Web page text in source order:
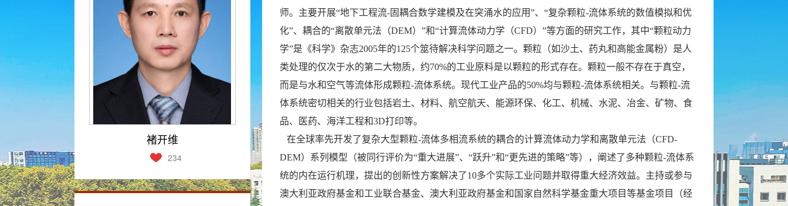
褚开维
234
师。主要开展“地下工程流-固耦合数学建模及在突涌水的应用”、“复杂颗粒-流体系统的数值模拟和优
化”、耦合的“离散单元法（DEM）”和“计算流体动力学（CFD）”等方面的研究工作，其中“颗粒动力
学”是《科学》杂志2005年的125个筮待解决科学问题之一。颗粒（如沙土、药丸和高能金属粉）是人
类处理的仅次于水的第二大物质，约70%的工业原料是以颗粒的形式存在。颗粒一般不存在于真空，
而是与水和空气等流体形成颗粒-流体系统。现代工业产品的50%均与颗粒-流体系统相关。与颗粒-流
体系统密切相关的行业包括岩土、材料、航空航天、能源环保、化工、机械、水泥、冶金、矿物、食
品、医药、海洋工程和3D打印等。
在全球率先开发了复杂大型颗粒-流体多相流系统的耦合的计算流体动力学和离散单元法（CFD-
DEM）系列模型（被同行评价为“重大进展”、“跃升”和“更先进的策略”等），阐述了多种颗粒-流体系
统的内在运行机理，提出的创新性方案解决了10多个实际工业问题并取得重大经济效益。主持或参与
澳大利亚政府基金和工业联合基金、澳大利亚政府基金和国家自然科学基金重大项目等基金项目（经